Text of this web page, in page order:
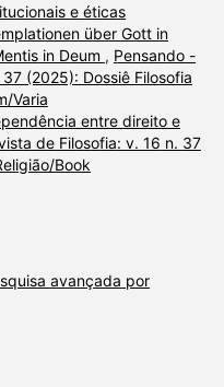
e éticas
über Gott in
in Deum , Pensando -
(2025): Dossiê Filosofia
Varia
entre direito e
de Filosofia: v. 16 n. 37
Book
avançada por